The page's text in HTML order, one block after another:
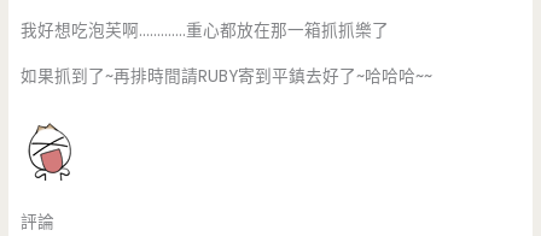
我好想吃泡芙啊………….重心都放在那一箱抓抓樂了
如果抓到了~再排時間請RUBY寄到平鎮去好了~哈哈哈~~
評論